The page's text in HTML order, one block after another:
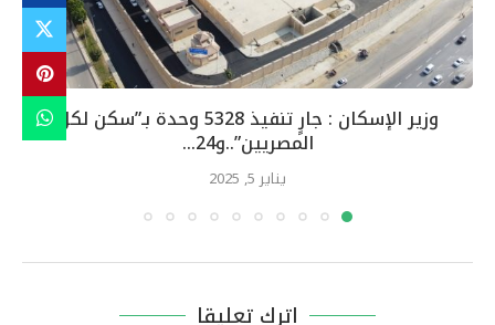
وزير الإسكان : جارٍ تنفيذ 5328 وحدة بـ”سكن لكل
المصريين”..و24...
يناير 5, 2025
اترك تعليقا